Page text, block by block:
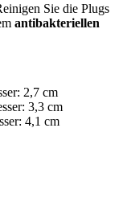
Sie die Plugs
antibakteriellen
2,7 cm
3,3 cm
4,1 cm